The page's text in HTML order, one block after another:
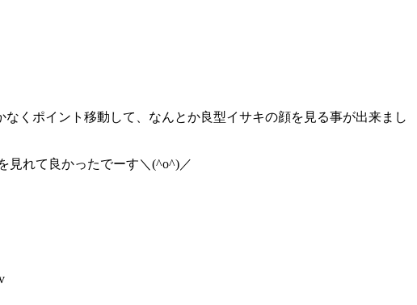
くポイント移動して、なんとか良型イサキの顔を見る事が出来まし
見れて良かったでーす＼(^o^)／